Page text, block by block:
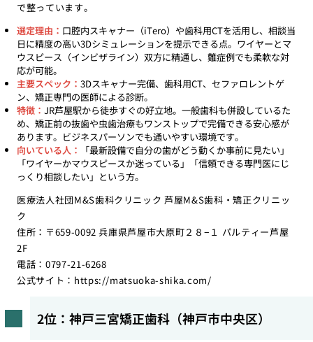
で整っています。
選定理由： 口腔内スキャナー（iTero）や歯科用CTを活用し、相談当
日に精度の高い3Dシミュレーションを提示できる点。ワイヤーとマ
ウスピース（インビザライン）双方に精通し、難症例でも柔軟な対
応が可能。
主要スペック： 3Dスキャナー完備、歯科用CT、セファロレントゲ
ン、矯正専門の医師による診断。
特徴： JR芦屋駅から徒歩すぐの好立地。一般歯科も併設しているた
め、矯正前の抜歯や虫歯治療もワンストップで完備できる安心感が
あります。ビジネスパーソンでも通いやすい環境です。
向いている人：
「最新設備で自分の歯がどう動くか事前に見たい」
「ワイヤーかマウスピースか迷っている」「信頼できる専門医にじ
っくり相談したい」という方。
医療法人社団M&S歯科クリニック 芦屋M&S歯科・矯正クリニッ
ク
住所：〒659-0092 兵庫県芦屋市大原町２８−１ パルティー芦屋
2F
電話：0797-21-6268
公式サイト： https://matsuoka-shika.com/
2位：神戸三宮矯正歯科（神戸市中央区）